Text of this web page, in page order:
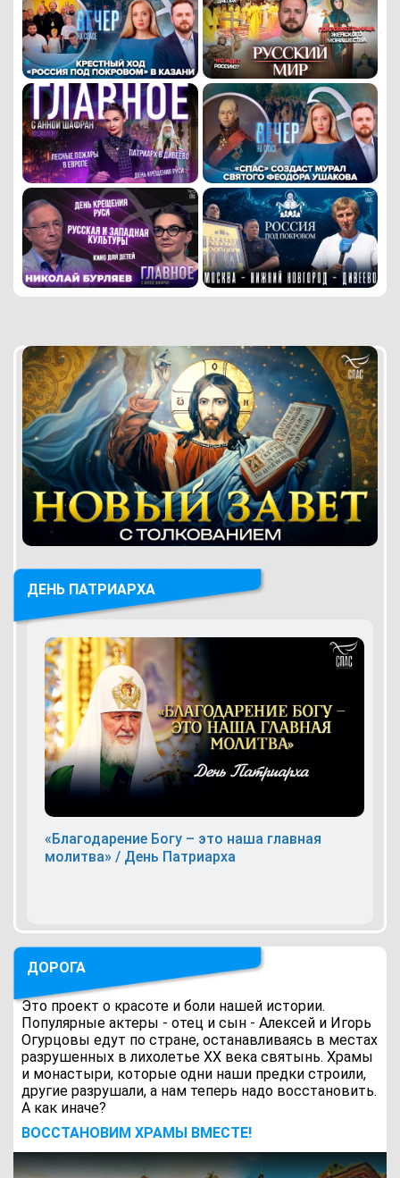
ДЕНЬ ПАТРИАРХА
«Благодарение Богу – это наша главная
молитва» / День Патриарха
ДОРОГА
Это проект о красоте и боли нашей истории.
Популярные актеры - отец и сын - Алексей и Игорь
Огурцовы едут по стране, останавливаясь в местах
разрушенных в лихолетье ХХ века святынь. Храмы
и монастыри, которые одни наши предки строили,
другие разрушали, а нам теперь надо восстановить.
А как иначе?
ВОCСТАНОВИМ ХРАМЫ ВМЕСТЕ!